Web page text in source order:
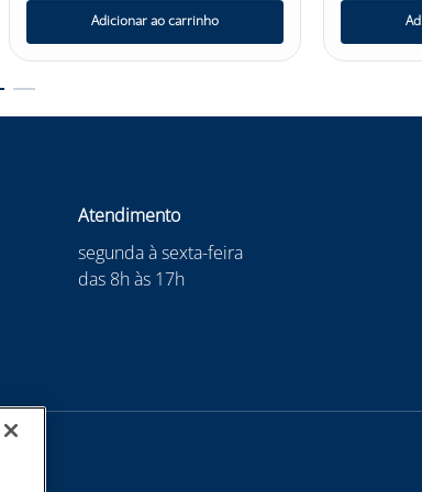
Adicionar ao carrinho
Atendimento
segunda à sexta-feira
das 8h às 17h